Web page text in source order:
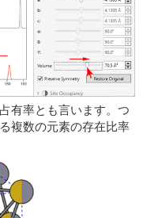
有率とも言います。つ
複数の元素の存在比率